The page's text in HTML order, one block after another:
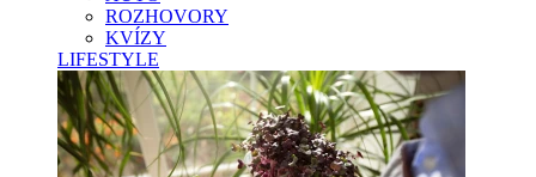
ROZHOVORY
KVÍZY
LIFESTYLE